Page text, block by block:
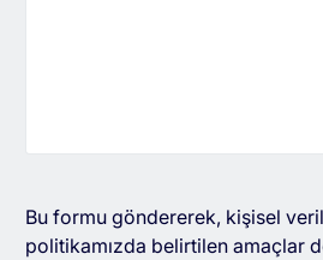
Bu formu göndererek, kişisel
politikamızda belirtilen amaçlar